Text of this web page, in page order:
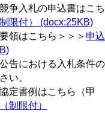
入札の申込書はこち
限付） (docx:25KB)
はこちら＞＞＞ 申込
おける入札条件の
い。
書例はこちら（甲
制限付）